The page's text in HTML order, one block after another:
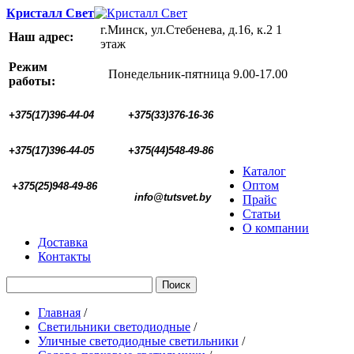
Кристалл Свет
Наш адрес:
г.Минск, ул.Стебенева, д.16, к.2 1
этаж
Режим
работы:
Понедельник-пятница 9.00-17.00
+375(17)396-44-04 +375(33)376-16-36
+375(17)396-44-05 +375(44)548-49-86
+375(25)948-49-86
  info@tutsvet.by
Каталог
Оптом
Прайс
Статьи
О компании
Доставка
Контакты
Поиск
Главная /
Светильники светодиодные /
Уличные светодиодные светильники /